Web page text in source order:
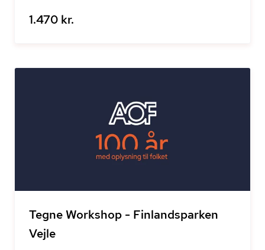
1.470 kr.
Tegne Workshop - Finlandsparken
Vejle